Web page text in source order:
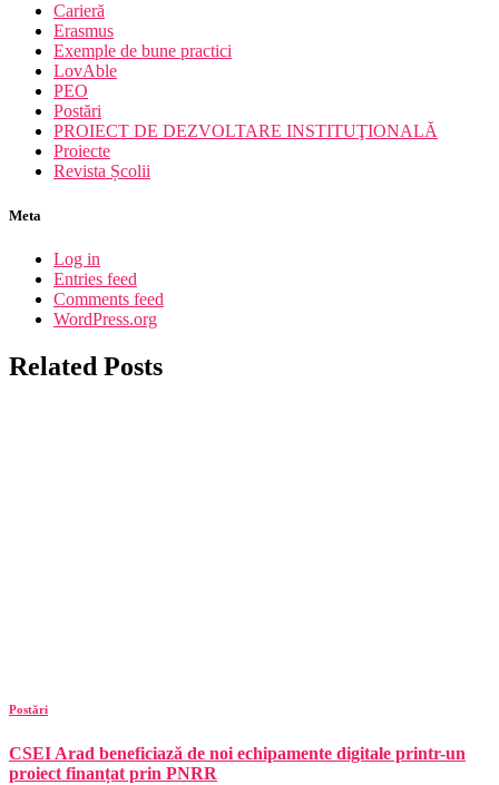
Carieră
Erasmus
Exemple de bune practici
LovAble
PEO
Postări
PROIECT DE DEZVOLTARE INSTITUŢIONALĂ
Proiecte
Revista Școlii
Meta
Log in
Entries feed
Comments feed
WordPress.org
Related Posts
Postări
CSEI Arad beneficiază de noi echipamente digitale printr-un
proiect finanțat prin PNRR